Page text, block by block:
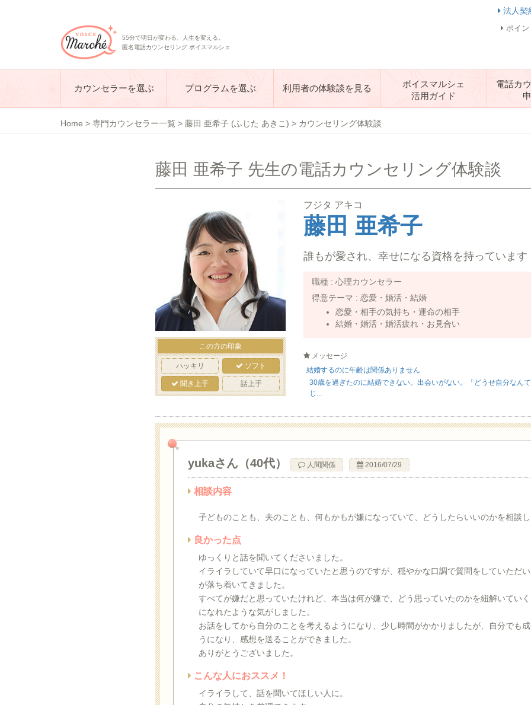
法人契
55分で明日が変わる、人生を変える。
匿名電話カウンセリング ボイスマルシェ
ポイン
カウンセラーを選ぶ プログラムを選ぶ 利用者の体験談を見る
ボイスマルシェ
活用ガイド
電話カ
Home > 専門カウンセラー一覧 > 藤田 亜希子 (ふじた あきこ) > カウンセリング体験談
藤田 亜希子 先生の電話カウンセリング体験談
フジタ アキコ
藤田 亜希子
誰もが愛され、幸せになる資格を持っています
職種 : 心理カウンセラー
得意テーマ : 恋愛・婚活・結婚
恋愛・相手の気持ち・運命の相手
結婚・婚活・婚活疲れ・お見合い
メッセージ
結婚するのに年齢は関係ありません
30歳を過ぎたのに結婚できない。出会いがない。「どうせ自分なん
じ...
この方の印象
ハッキリ ソフト
聞き上手 話上手
yukaさん（40代） 人間関係 2016/07/29
相談内容
子どものことも、夫のことも、何もかもが嫌になっていて、どうしたらいいのかを相談
良かった点
ゆっくりと話を聞いてくださいました。
イライラしていて早口になっていたと思うのですが、穏やかな口調で質問をしていただ
が落ち着いてきました。
すべてが嫌だと思っていたけれど、本当は何が嫌で、どう思っていたのかを紐解いてい
になれたような気がしました。
お話をしてから自分のことを考えるようになり、少し時間がかかりましたが、自分でも
うになり、感想を送ることができました。
ありがとうございました。
こんな人におススメ！
イライラして、話を聞いてほしい人に。